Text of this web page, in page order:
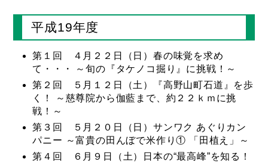
平成19年度
第１回 ４月２２日（日）春の味覚を求め
て・・・ ～旬の『タケノコ掘り』に挑戦！～
第２回 ５月１２日（土）『高野山町石道』を歩
く！ ～慈尊院から伽藍まで、約２２ｋｍに挑
戦！～
第３回 ５月２０日（日）サンワク あぐりカン
パニー ～富貴の田んぼで米作り① 「田植え」～
第４回 ６月９日（土）日本の“最高峰”を知る！